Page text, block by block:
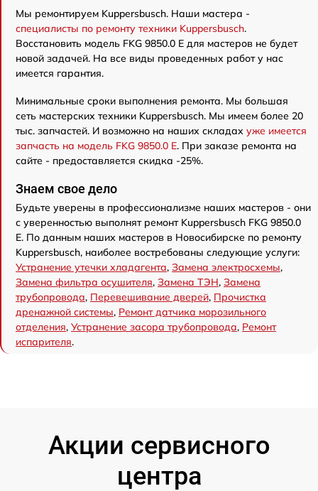
Мы ремонтируем Kuppersbusch. Наши мастера -
специалисты по ремонту техники Kuppersbusch.
Восстановить модель FKG 9850.0 E для мастеров не будет
новой задачей. На все виды проведенных работ у нас
имеется гарантия.
Минимальные сроки выполнения ремонта. Мы большая
сеть мастерских техники Kuppersbusch. Мы имеем более 20
тыс. запчастей. И возможно на наших складах уже имеется
запчасть на модель FKG 9850.0 E. При заказе ремонта на
сайте - предоставляется скидка -25%.
Знаем свое дело
Будьте уверены в профессионализме наших мастеров - они
с уверенностью выполнят ремонт Kuppersbusch FKG 9850.0
E. По данным наших мастеров в Новосибирске по ремонту
Kuppersbusch, наиболее востребованы следующие услуги:
Устранение утечки хладагента, Замена электросхемы,
Замена фильтра осушителя, Замена ТЭН, Замена
трубопровода, Перевешивание дверей, Прочистка
дренажной системы, Ремонт датчика морозильного
отделения, Устранение засора трубопровода, Ремонт
испарителя.
Акции сервисного
центра